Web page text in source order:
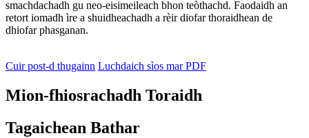
smachdachadh gu neo-eisimeileach bhon teòthachd. Faodaidh an
retort iomadh ìre a shuidheachadh a rèir diofar thoraidhean de
dhiofar phasganan.
Cuir post-d thugainn Luchdaich sìos mar PDF
Mion-fhiosrachadh Toraidh
Tagaichean Bathar